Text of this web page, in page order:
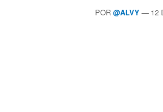
POR @ALVY —12